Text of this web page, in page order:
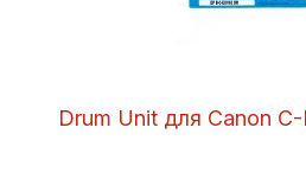
Drum Unit для Canon